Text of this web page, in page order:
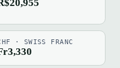
· SWISS FRANC